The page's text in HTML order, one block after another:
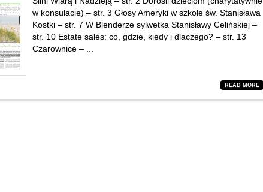
w konsulacie) – str. 3 Głosy Ameryki w szkole św. Stanisława
Kostki – str. 7 W Blenderze sylwetka Stanisławy Celińskiej –
str. 10 Estate sales: co, gdzie, kiedy i dlaczego? – str. 13
Czarownice – ...
READ MORE